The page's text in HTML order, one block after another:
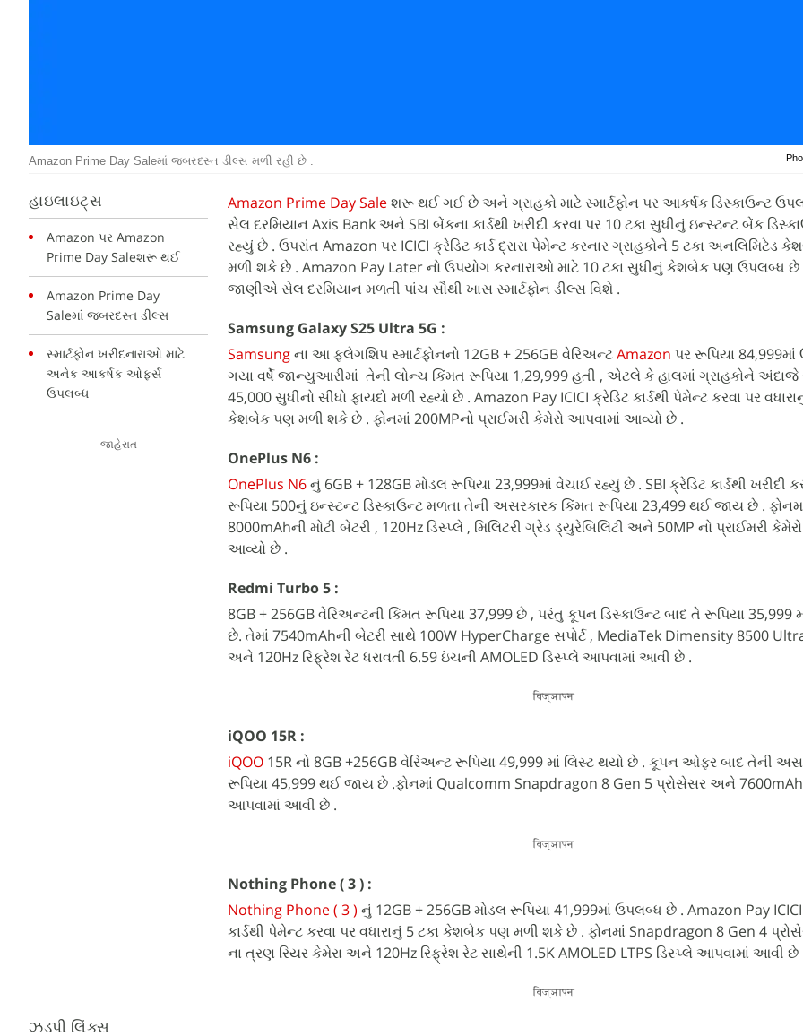
Amazon Prime Day Saleમાં જબરદસ્ત ડીલ્સ મળી રહી છે .
હાઇલાઇટ્સ
Amazon પર Amazon
Prime Day Saleશરૂ થઈ
Amazon Prime Day
Saleમાં જબરદસ્ત ડીલ્સ
સ્માર્ટફોન ખરીદનારાઓ માટે
અનેક આકર્ષક ઓફર્સ
ઉપલબ્ધ
જાહેરાત
ઝડપી લિંક્સ
Amazon Prime Day Saleશરૂ થઈ ગઈ છે અને ગ્રાહકો માટે સ્માર્ટફોન પર આકર્ષક ડિસ્કાઉન્ટ
સેલ દરમિયાન Axis Bank અને SBI બેંકના કાર્ડથી ખરીદી કરવા પર 10 ટકા સુધીનું ઇન્સ્ટન્ટ બેંક
રહ્યું છે . ઉપરાંત Amazon પર ICICI ક્રેડિટ કાર્ડ દ્રારા પેમેન્ટ કરનાર ગ્રાહકોને 5 ટકા અનલિમિટેડ
મળી શકે છે . Amazon Pay Later નો ઉપયોગ કરનારાઓ માટે 10 ટકા સુધીનું કેશબેક પણ ઉપલબ્ધ
જાણીએ સેલ દરમિયાન મળતી પાંચ સૌથી ખાસ સ્માર્ટફોન ડીલ્સ વિશે .
Samsung Galaxy S25 Ultra 5G :
Samsungના આ ફ્લેગશિપ સ્માર્ટફોનનો 12GB + 256GB વેરિઅન્ટAmazon પર રૂપિયા
ગયા વર્ષે જાન્યુઆરીમાં તેની લોન્ચ કિંમત રૂપિયા 1,29,999 હતી , એટલે કે હાલમાં ગ્રાહકોને અંદાજે
45,000 સુધીનો સીધો ફાયદો મળી રહ્યો છે . Amazon Pay ICICI ક્રેડિટ કાર્ડથી પેમેન્ટ કરવા પર
કેશબેક પણ મળી શકે છે . ફોનમાં 200MPનો પ્રાઈમરી કેમેરો આપવામાં આવ્યો છે .
OnePlus N6 :
OnePlus N6નું 6GB + 128GB મોડલ રૂપિયા 23,999માં વેચાઈ રહ્યું છે . SBI ક્રેડિટ કાર્ડથી ખરીદી
રૂપિયા 500નું ઇન્સ્ટન્ટ ડિસ્કાઉન્ટ મળતા તેની અસરકારક કિંમત રૂપિયા 23,499 થઈ જાય છે .
8000mAhની મોટી બેટરી , 120Hz ડિસ્પ્લે , મિલિટરી ગ્રેડ ડ્યુરેબિલિટી અને 50MP નો પ્રાઈમરી
આવ્યો છે .
Redmi Turbo 5 :
8GB + 256GB વેરિઅન્ટની કિંમત રૂપિયા 37,999 છે , પરંતુ કૂપન ડિસ્કાઉન્ટ બાદ તે રૂપિયા 35,999
છે. તેમાં 7540mAhની બેટરી સાથે 100W HyperCharge સપોર્ટ , MediaTek Dimensity 8500
અને 120Hz રિફ્રેશ રેટ ધરાવતી 6.59 ઇંચની AMOLED ડિસ્પ્લે આપવામાં આવી છે .
विज्ञापन
iQOO 15R :
iQOO 15R નો 8GB +256GB વેરિઅન્ટ રૂપિયા 49,999 માં લિસ્ટ થયો છે . કૂપન ઓફર બાદ તેની
રૂપિયા 45,999 થઈ જાય છે .ફોનમાં Qualcomm Snapdragon 8 Gen 5 પ્રોસેસર અને
આપવામાં આવી છે .
विज्ञापन
Nothing Phone ( 3 ) :
Nothing Phone ( 3 ) નું 12GB + 256GB મોડલ રૂપિયા 41,999માં ઉપલબ્ધ છે . Amazon Pay ICICI
કાર્ડથી પેમેન્ટ કરવા પર વધારાનું 5 ટકા કેશબેક પણ મળી શકે છે . ફોનમાં Snapdragon 8 Gen 4
ના ત્રણ રિયર કેમેરા અને 120Hz રિફ્રેશ રેટ સાથેની 1.5K AMOLED LTPS ડિસ્પ્લે આપવામાં આવી છે
विज्ञापन